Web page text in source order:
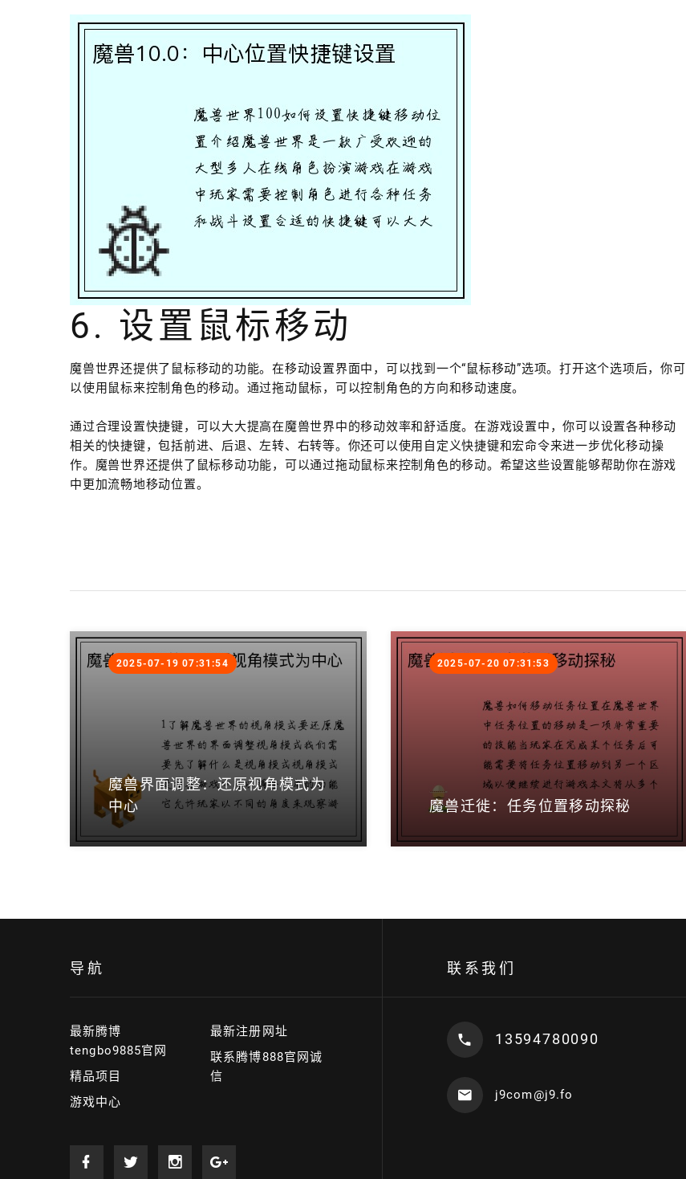
6. 设置鼠标移动
魔兽世界还提供了鼠标移动的功能。在移动设置界面中，可以找到一个“鼠标移动”选项。打开这个选项后，你可
以使用鼠标来控制角色的移动。通过拖动鼠标，可以控制角色的方向和移动速度。
通过合理设置快捷键，可以大大提高在魔兽世界中的移动效率和舒适度。在游戏设置中，你可以设置各种移动
相关的快捷键，包括前进、后退、左转、右转等。你还可以使用自定义快捷键和宏命令来进一步优化移动操
作。魔兽世界还提供了鼠标移动功能，可以通过拖动鼠标来控制角色的移动。希望这些设置能够帮助你在游戏
中更加流畅地移动位置。
魔兽界面调整：还原视角模式为
中心
2025-07-19 07:31:54
魔兽迁徙：任务位置移动探秘
2025-07-20 07:31:53
导航
最新腾博
tengbo9885官网
精品项目
游戏中心
最新注册网址
联系腾博888官网诚
信
联系我们
13594780090
j9com@j9.fo